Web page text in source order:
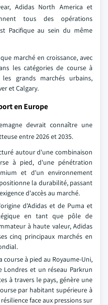
Adidas North America et
tous des opérations
Pacifique au sein du même
marché en croissance, avec
les catégories de course à
grands marchés urbains,
et Calgary.
en Europe
devrait connaître une
entre 2026 et 2035.
autour d'une combinaison
à pied, d'une pénétration
et d'un environnement
la durabilité, passant
d'accès au marché.
d'Adidas et de Puma et
en tant que pôle de
à haute valeur, Adidas
cinq principaux marchés en
à pied au Royaume-Uni,
et un réseau Parkrun
à travers le pays, génère une
par habitant supérieure à
face aux pressions sur